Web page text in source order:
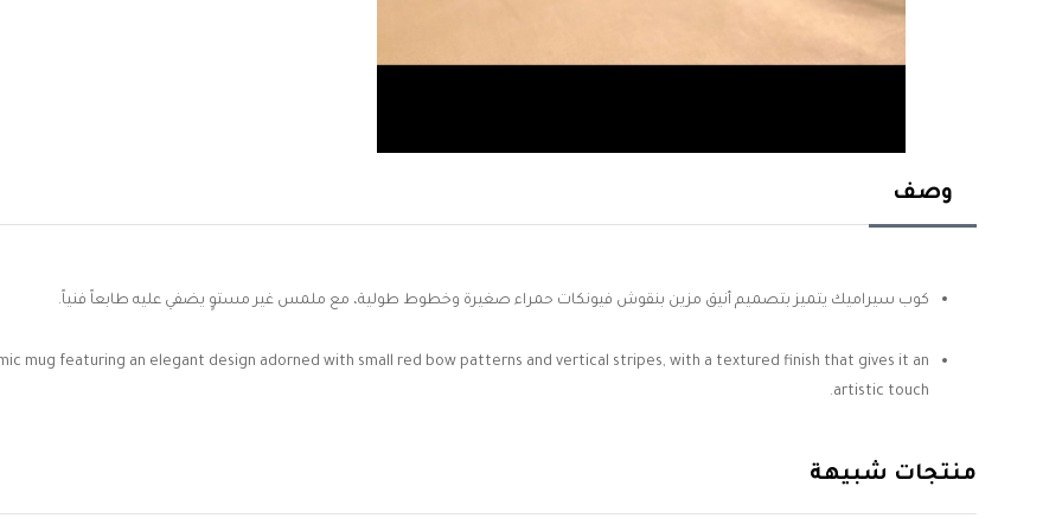
وصف
كوب سيراميك يتميز بتصميم أنيق مزين بنقوش فيونكات حمراء صغيرة وخطوط طولية، مع ملمس غير مستوٍ يضفي عليه طابعاً فنياً.
mug featuring an elegant design adorned with small red bow patterns and vertical stripes, with a textured finish that gives it an
artistic touch.
منتجات شبيهة